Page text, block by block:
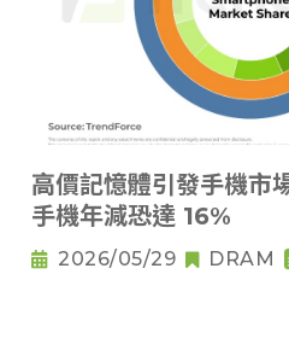
高價記憶體引發手機市
手機年減恐達 16%
2026/05/29 DRAM